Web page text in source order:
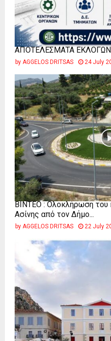
ΑΠΟΤΕΛΕΣΜΑΤΑ
by AGGELOS DRITSAS 24 July
ΒΙΝΤΕΟ : Ολοκλήρωση του
Ασίνης από τον Δήμο...
by AGGELOS DRITSAS 22 July